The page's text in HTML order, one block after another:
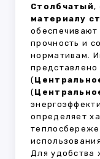
Столбчатый,
материалу
обеспечивают
прочность и
нормативам.
(
(
определяет
Для удобства